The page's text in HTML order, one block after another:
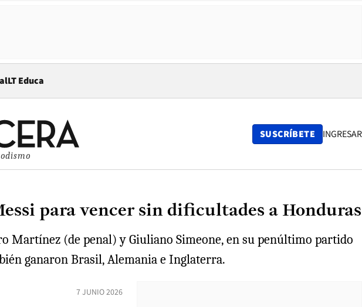
Opens in new window
LT Educa
SUSCRÍBETE INGRESAR
para vencer sin dificultades a Honduras
Martínez (de penal) y Giuliano Simeone, en su penúltimo partido
ganaron Brasil, Alemania e Inglaterra.
7 JUNIO 2026